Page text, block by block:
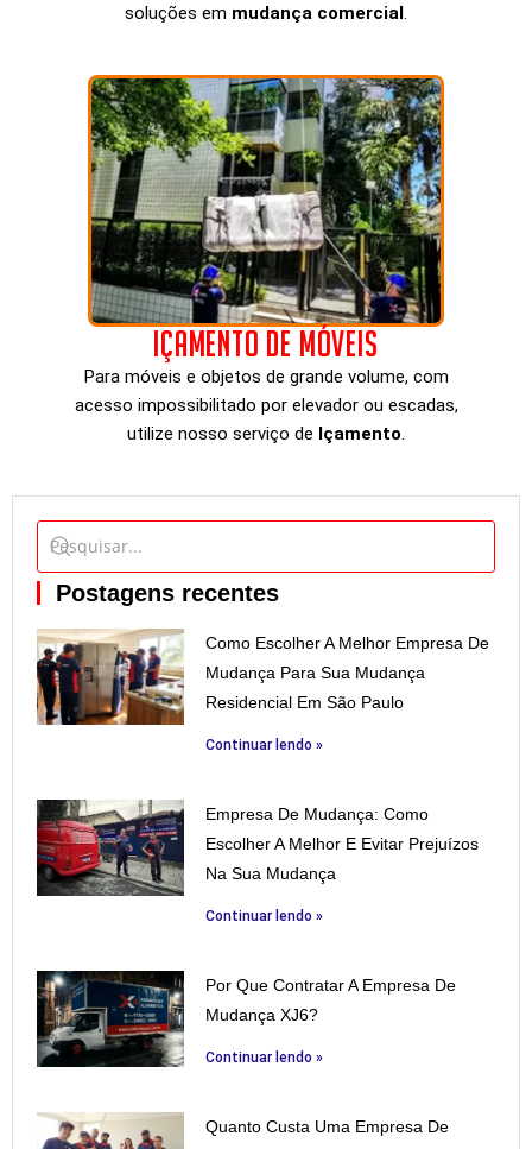
soluções em mudança comercial.
Içamento de móveis
Para móveis e objetos de grande volume, com
acesso impossibilitado por elevador ou escadas,
utilize nosso serviço de Içamento.
Postagens recentes
Como Escolher A Melhor Empresa De
Mudança Para Sua Mudança
Residencial Em São Paulo
Continuar lendo »
Empresa De Mudança: Como
Escolher A Melhor E Evitar Prejuízos
Na Sua Mudança
Continuar lendo »
Por Que Contratar A Empresa De
Mudança XJ6?
Continuar lendo »
Quanto Custa Uma Empresa De